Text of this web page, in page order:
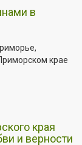
в
крае
края
и верности